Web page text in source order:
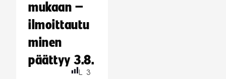
mukaan –
ilmoittautu
minen
päättyy 3.8.
L 3